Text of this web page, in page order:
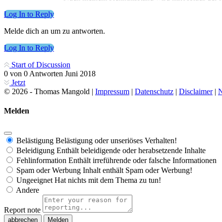
Log In to Reply
Melde dich an um zu antworten.
Log In to Reply
Start of Discussion
0 von 0 Antworten Juni 2018
Jetzt
© 2026 - Thomas Mangold | Impressum | Datenschutz | Disclaimer|
Melden
Belästigung Belästigung oder unseriöses Verhalten!
Beleidigung Enthält beleidigende oder herabsetzende Inhalte
Fehlinformation Enthält irreführende oder falsche Informationen
Spam oder Werbung Inhalt enthält Spam oder Werbung!
Ungeeignet Hat nichts mit dem Thema zu tun!
Andere
Report note
Melden